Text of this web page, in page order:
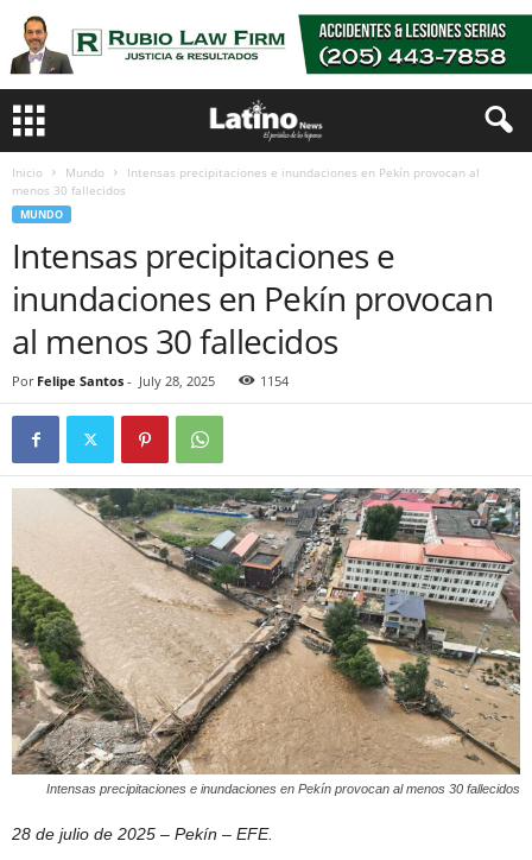
Inicio Mundo
Intensas precipitaciones e inundaciones en Pekín provocan al
menos 30 fallecidos
MUNDO
Intensas precipitaciones e
inundaciones en Pekín provocan
al menos 30 fallecidos
Por Felipe Santos - July 28, 2025 1154
Intensas precipitaciones e inundaciones en Pekín provocan al menos 30 fallecidos
28 de julio de 2025 – Pekín – EFE.